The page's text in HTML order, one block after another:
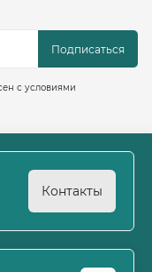
Подписаться
с условиями
Контакты